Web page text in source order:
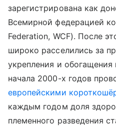
зарегистрирована как
Всемирной федерацией
Federation, WCF). После
широко расселились за
укрепления и обогащения
начала 2000-х годов
европейскими
каждым годом доля
племенного разведения